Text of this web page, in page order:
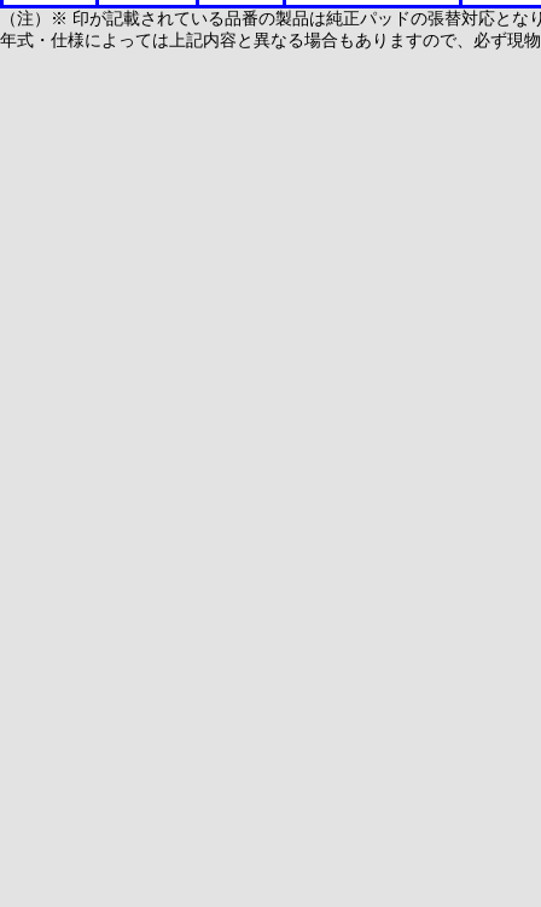
（注）※ 印が記載されている品番の製品は純正パッドの張替対応とな
年式・仕様によっては上記内容と異なる場合もありますので、必ず現